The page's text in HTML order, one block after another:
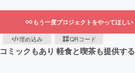
もう一度プロジェクトをやってほしい
埋め込み QRコード
ミックもあり 軽食と喫茶も提供する